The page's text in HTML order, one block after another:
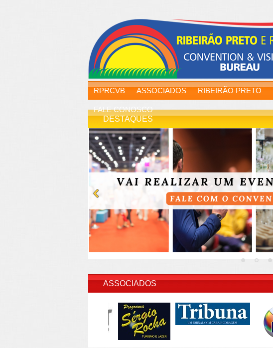
RPRCVB ASSOCIADOS RIBEIRÃO PRETO
FALE CONOSCO
DESTAQUES
ASSOCIADOS